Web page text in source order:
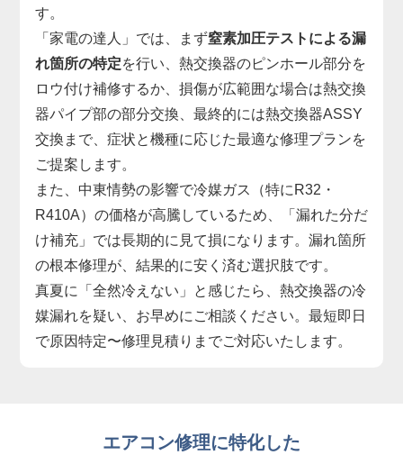
す。
「家電の達人」では、まず窒素加圧テストによる漏
れ箇所の特定を行い、熱交換器のピンホール部分を
ロウ付け補修するか、損傷が広範囲な場合は熱交換
器パイプ部の部分交換、最終的には熱交換器ASSY
交換まで、症状と機種に応じた最適な修理プランを
ご提案します。
また、中東情勢の影響で冷媒ガス（特にR32・
R410A）の価格が高騰しているため、「漏れた分だ
け補充」では長期的に見て損になります。漏れ箇所
の根本修理が、結果的に安く済む選択肢です。
真夏に「全然冷えない」と感じたら、熱交換器の冷
媒漏れを疑い、お早めにご相談ください。最短即日
で原因特定〜修理見積りまでご対応いたします。
エアコン修理に特化した